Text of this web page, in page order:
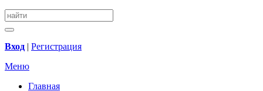
Вход | Регистрация
Меню
Главная